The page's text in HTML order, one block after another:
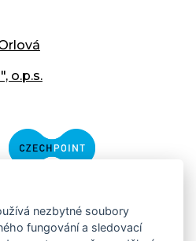
o.p.s.
nezbytné soubory
fungování a sledovací